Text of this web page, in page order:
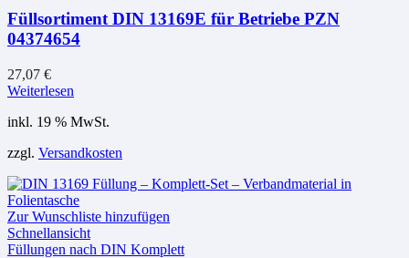
Füllsortiment DIN 13169E für Betriebe PZN
04374654
27,07 €
Weiterlesen
inkl. 19 % MwSt.
zzgl. Versandkosten
Zur Wunschliste hinzufügen
Schnellansicht
Füllungen nach DIN Komplett